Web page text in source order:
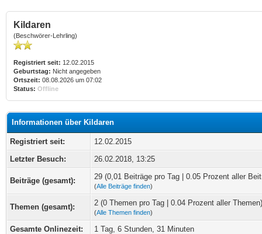
Kildaren
(Beschwörer-Lehrling)
Registriert seit: 12.02.2015
Geburtstag: Nicht angegeben
Ortszeit: 08.08.2026 um 07:02
Status: Offline
Informationen über Kildaren
Registriert seit:
12.02.2015
Letzter Besuch:
26.02.2018, 13:25
Beiträge (gesamt): 29 (0,01 Beiträge pro Tag | 0.05 Prozent aller
(Alle Beiträge finden)
Themen (gesamt): 2 (0 Themen pro Tag | 0.04 Prozent aller Themen)
(Alle Themen finden)
Gesamte Onlinezeit:
1 Tag, 6 Stunden, 31 Minuten